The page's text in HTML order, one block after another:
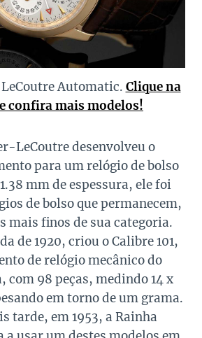
Automatic. Clique na
confira mais modelos!
LeCoutre desenvolveu o
para um relógio de bolso
mm de espessura, ele foi
de bolso que permanecem,
mais finos de sua categoria.
de 1920, criou o Calibre 101,
de relógio mecânico do
com 98 peças, medindo 14 x
em torno de um grama.
tarde, em 1953, a Rainha